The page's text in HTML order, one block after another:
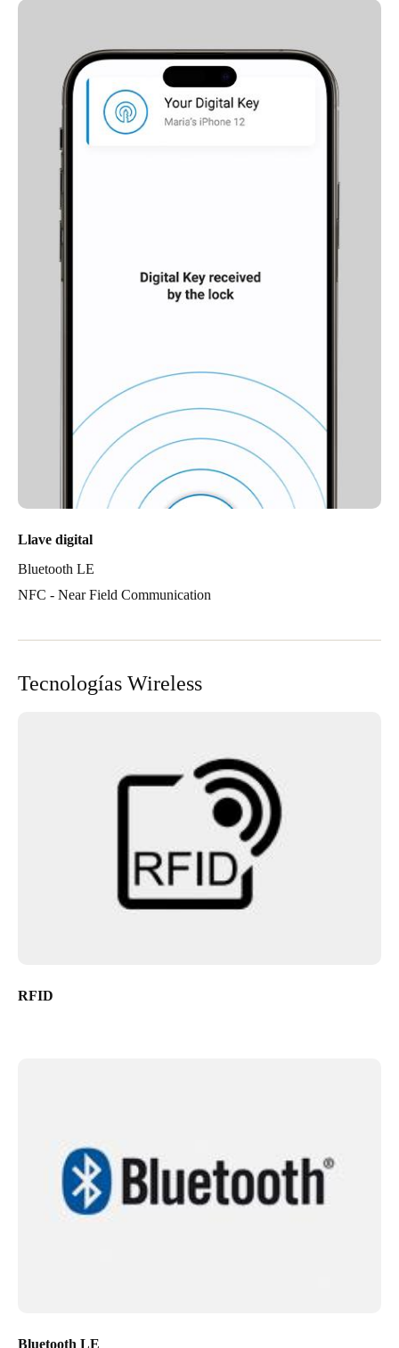
Llave digital
Bluetooth LE
NFC - Near Field Communication
Tecnologías Wireless
RFID
Bluetooth LE